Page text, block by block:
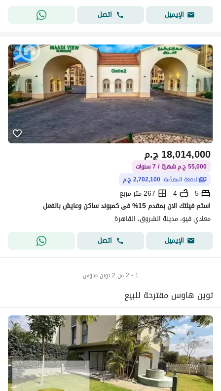
الإيميل
اتصل
ج.م18,014,000
55,000 ج.م شهريًا / 7 سنوات
الدفعة المقدّمة: 2,702,100 ج.م
5
4
267 متر مربع
استم فيلتك الان بمقدم 15% فى كمبوند ساكن وعايش بالفعل
معادي فيو، مدينة الشروق، القاهرة
الإيميل
اتصل
1 - 2 من 2 توين هاوس
توين هاوس مقترحة للبيع